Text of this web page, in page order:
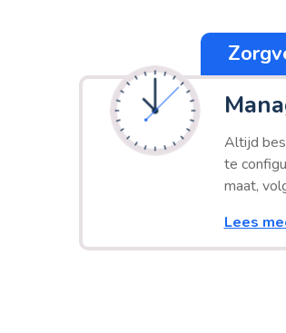
Altijd
te
maat,
Lees